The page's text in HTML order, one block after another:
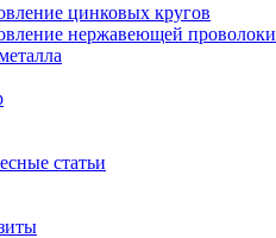
цинковых кругов
нержавеющей проволоки
статьи